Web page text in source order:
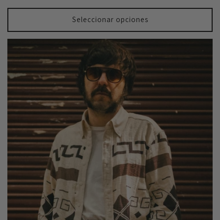
habitual
Seleccionar opciones